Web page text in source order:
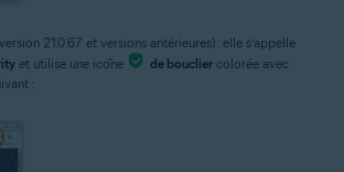
21.0.67 et versions antérieures) : elle s’appelle
et utilise une icône de bouclier colorée avec
: